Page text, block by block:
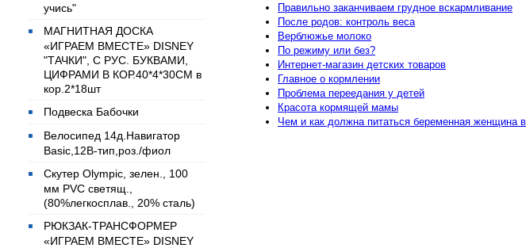
учись"
МАГНИТНАЯ ДОСКА
«ИГРАЕМ ВМЕСТЕ» DISNEY
"ТАЧКИ", С РУС. БУКВАМИ,
ЦИФРАМИ В КОР.40*4*30СМ в
кор.2*18шт
Подвеска Бабочки
Велосипед 14д.Навигатор
Basic,12B-тип,роз./фиол
Скутер Olympic, зелен., 100
мм PVC светящ.,
(80%легкосплав., 20% сталь)
РЮКЗАК-ТРАНСФОРМЕР
«ИГРАЕМ ВМЕСТЕ» DISNEY
Правильно заканчиваем грудное вскармливание
После родов: контроль веса
Верблюжье молоко
По режиму или без?
Интернет-магазин детских товаров
Главное о кормлении
Проблема переедания у детей
Красота кормящей мамы
Чем и как должна питаться беременная женщина